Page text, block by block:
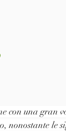
con una gran
nonostante le